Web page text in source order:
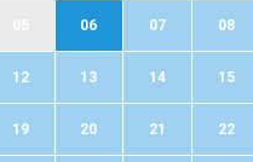
06 07 08
12 13 14 15
19 20 21 22